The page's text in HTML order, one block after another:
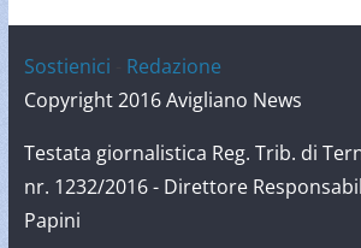
Sostienici
Redazione
Copyright 2016 Avigliano News
Testata giornalistica Reg. Trib. di
nr. 1232/2016 - Direttore
Papini